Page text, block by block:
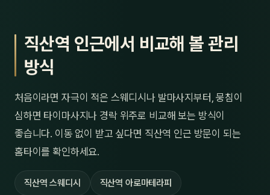
직산역 인근에서 비교해 볼 관리
방식
처음이라면 자극이 적은 스웨디시나 발마사지부터, 뭉침이
심하면 타이마사지나 경락 위주로 비교해 보는 방식이
좋습니다. 이동 없이 받고 싶다면 직산역 인근 방문이 되는
홈타이를 확인하세요.
직산역 스웨디시 직산역 아로마테라피